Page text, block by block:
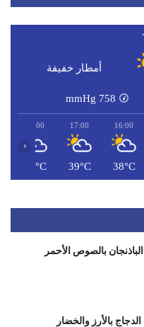
أمطار خفيفة
758
mmHg
16:00
38°C
17:00
39°C
18:00
39°C
‹
بالصوص الأحمر
بالأرز والخضار